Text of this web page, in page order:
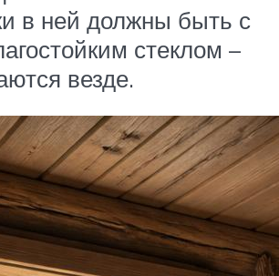
в ней должны быть с
стеклом –
везде.